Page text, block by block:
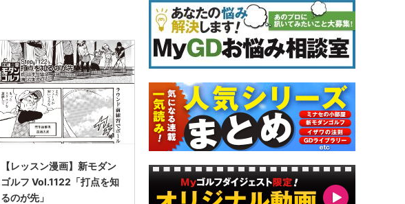
【レッスン漫画】新モダン
ゴルフ Vol.1122「打点を知
るのが先」